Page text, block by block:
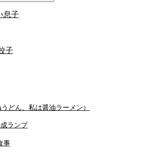
息子
子
どん、私は醤油ラーメン）
ランプ
事